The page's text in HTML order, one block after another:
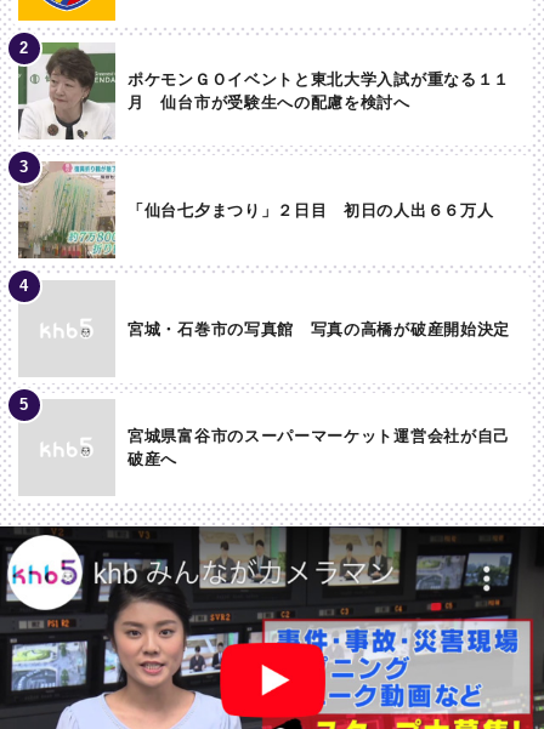
ポケモンＧＯイベントと東北大学入試が重なる１１
月 仙台市が受験生への配慮を検討へ
「仙台七夕まつり」２日目 初日の人出６６万人
宮城・石巻市の写真館 写真の高橋が破産開始決定
宮城県富谷市のスーパーマーケット運営会社が自己
破産へ